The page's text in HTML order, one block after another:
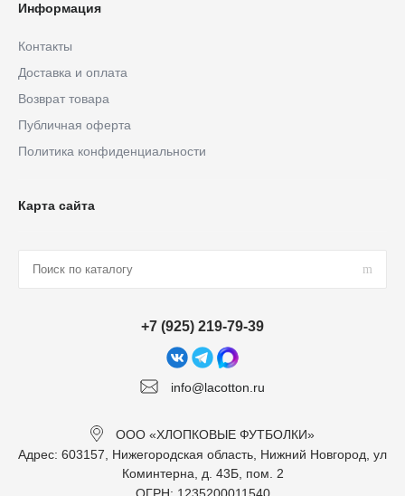
Информация
Контакты
Доставка и оплата
Возврат товара
Публичная оферта
Политика конфиденциальности
Карта сайта
info@lacotton.ru
+7 (925) 219-79-39
ООО «ХЛОПКОВЫЕ ФУТБОЛКИ»
Адрес: 603157, Нижегородская область, Нижний Новгород, ул
Коминтерна, д. 43Б, пом. 2